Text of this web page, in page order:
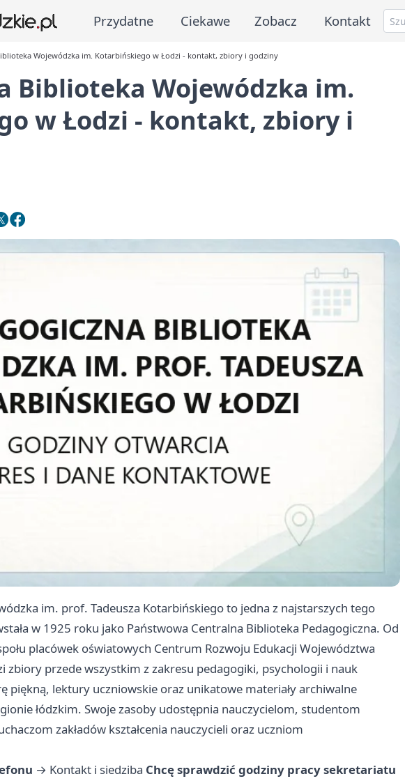
Przydatne Ciekawe Zobacz Kontakt
Wojewódzka im. Kotarbińskiego w Łodzi - kontakt, zbiory i godziny
Biblioteka Wojewódzka im.
w Łodzi - kontakt, zbiory i
im. prof. Tadeusza Kotarbińskiego to jedna z najstarszych tego
w 1925 roku jako Państwowa Centralna Biblioteka Pedagogiczna. Od
placówek oświato­wych Centrum Rozwoju Edukacji Województwa
zbiory przede wszystkim z zakresu pedagogiki, psychologii i nauk
piękną, lektury uczniowskie oraz unikatowe materiały archiwalne
łódzkim. Swoje zasoby udostępnia nauczycielom, studentom
zakładów kształcenia nauczycieli oraz uczniom
→ Kontakt i siedziba Chcę sprawdzić godziny pracy sekretariatu